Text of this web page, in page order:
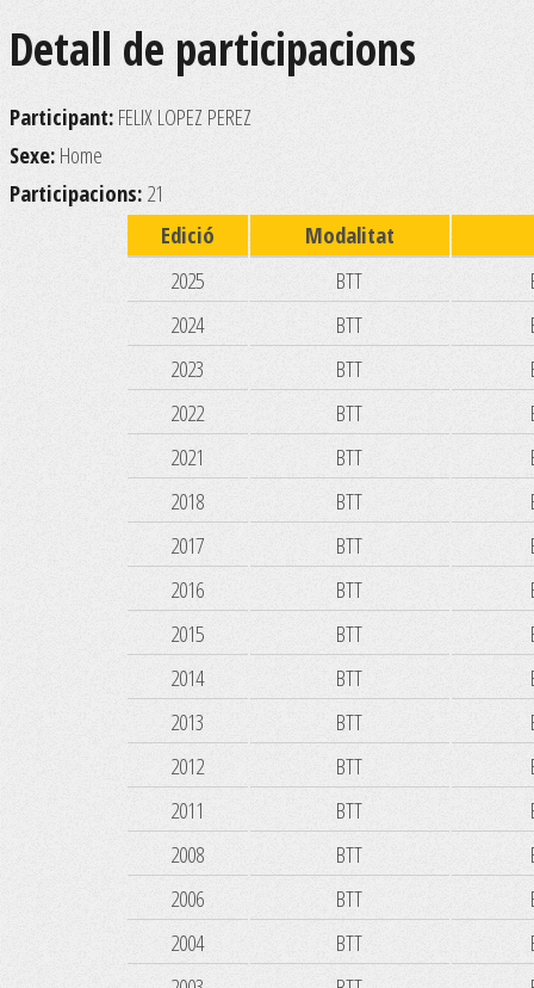
Detall de participacions
Participant: FELIX LOPEZ PEREZ
Sexe: Home
Participacions: 21
Edició
Modalitat
2025
BTT
2024
BTT
2023
BTT
2022
BTT
2021
BTT
2018
BTT
2017
BTT
2016
BTT
2015
BTT
2014
BTT
2013
BTT
2012
BTT
2011
BTT
2008
BTT
2006
BTT
2004
BTT